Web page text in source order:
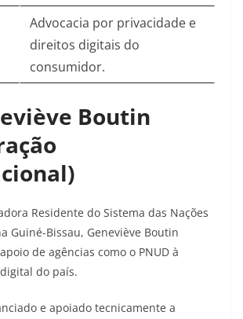
Advocacia por privacidade e
direitos digitais do
consumidor.
Boutin
Residente do Sistema das Nações
Guiné-Bissau, Geneviève Boutin
de agências como o PNUD à
do país.
e apoiado tecnicamente a